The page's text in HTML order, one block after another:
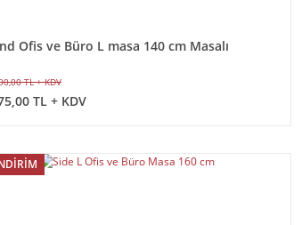
Ofis ve Büro L masa 140 cm Masalı
TL + KDV
TL + KDV